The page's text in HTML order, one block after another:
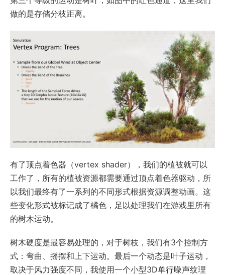
做的是存储分枝距离。
有了顶点着色器（vertex shader），我们的植被就可以
工作了，所有的植被资源都需要通过顶点着色器驱动，所
以我们最终有了一系列的不同形式根据资源调整动画。这
些变化形式被标记成了橘色，足以处理我们在游戏里所有
的树木运动。
树木硬度是最容易处理的，对于树枝，我们有3个控制方
式：弯曲、摇摆和上下运动。最后一个动态是叶子运动，
取决于风力强度不同，我使用一个小型3D单行噪声纹理